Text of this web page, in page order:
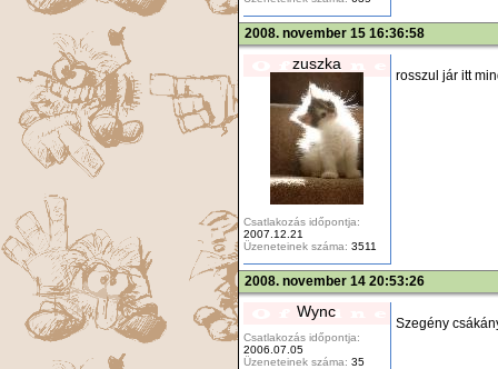
2008. november 15 16:36:58
zuszka
Csatlakozás időpontja:
2007.12.21
Üzeneteinek száma: 3511
rosszul jár itt
2008. november 14 20:53:26
Wync
Csatlakozás időpontja:
2006.07.05
Üzeneteinek száma: 35
Szegény